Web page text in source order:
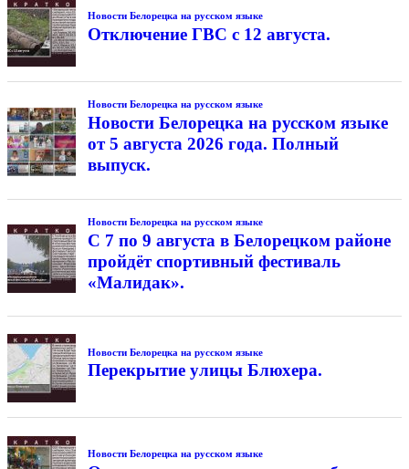
Новости Белорецка на русском языке
Отключение ГВС с 12 августа.
Новости Белорецка на русском языке
Новости Белорецка на русском языке
от 5 августа 2026 года. Полный
выпуск.
Новости Белорецка на русском языке
С 7 по 9 августа в Белорецком районе
пройдёт спортивный фестиваль
«Малидак».
Новости Белорецка на русском языке
Перекрытие улицы Блюхера.
Новости Белорецка на русском языке